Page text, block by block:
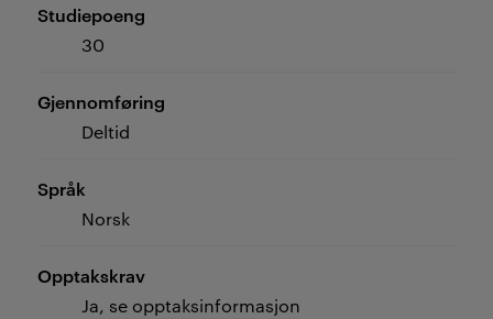
Studiepoeng
30
Gjennomføring
Deltid
Språk
Norsk
Opptakskrav
Ja, se opptaksinformasjon